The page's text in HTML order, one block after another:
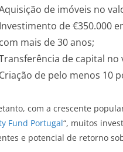
de imóveis no
Investimento de €350.000
com mais de 30 anos;
de capital
Criação de pelo menos 10
com a crescente
Fund Portugal“, muitos
e potencial de retorno